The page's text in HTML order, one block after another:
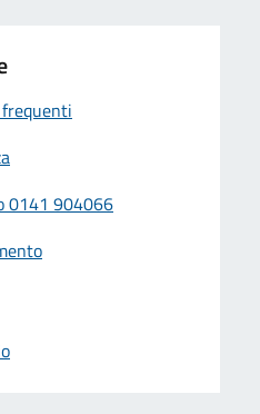
0141 904066